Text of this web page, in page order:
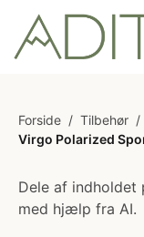
Forside / Tilbehør /
Virgo Polarized
Dele af indholdet
med hjælp fra AI.